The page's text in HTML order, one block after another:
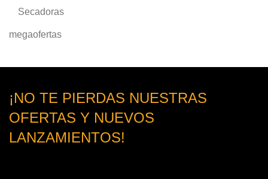
Secadoras
megaofertas
¡NO TE PIERDAS NUESTRAS
OFERTAS Y NUEVOS
LANZAMIENTOS!